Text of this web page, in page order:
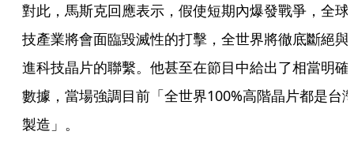
對此，馬斯克回應表示，假使短期內爆發戰爭，全球
技產業將會面臨毀滅性的打擊，全世界將徹底斷絕與
進科技晶片的聯繫。他甚至在節目中給出了相當明確
數據，當場強調目前「全世界100%高階晶片都是台
製造」。